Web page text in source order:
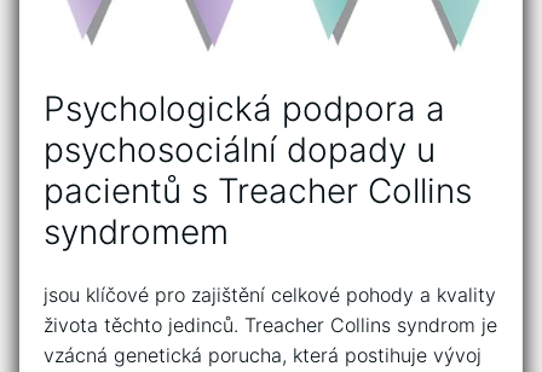
Psychologická podpora a
psychosociální dopady u
pacientů s ⁣Treacher Collins
⁣syndromem
jsou ⁣klíčové pro zajištění celkové pohody a ⁤kvality
života těchto⁤ jedinců.‌ Treacher‍ Collins⁤ syndrom⁢ je
vzácná genetická porucha, ⁣která postihuje ⁣vývoj